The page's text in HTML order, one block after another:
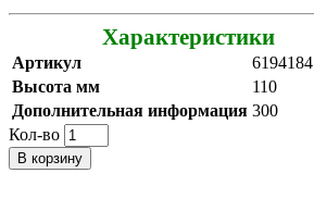
Характеристики
Артикул
6194184
Высота мм
110
Дополнительная информация 300
Кол-во
В корзину